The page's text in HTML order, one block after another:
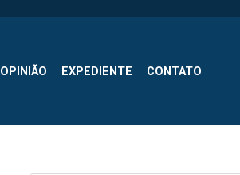
OPINIÃO EXPEDIENTE CONTATO